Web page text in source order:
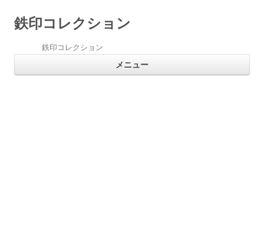
鉄印コレクション
鉄印コレクション
メニュー